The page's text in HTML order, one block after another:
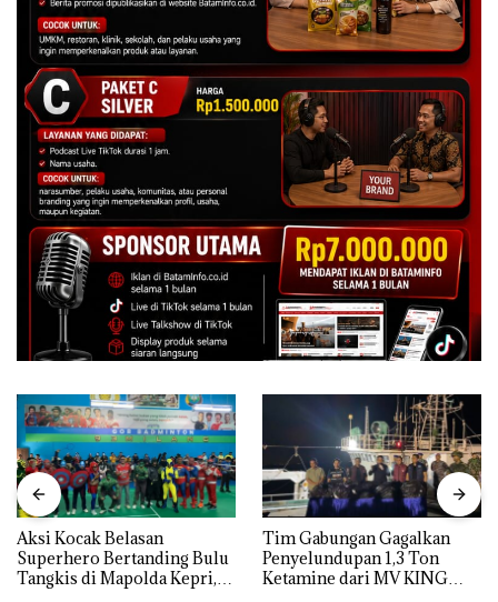
Aksi Kocak Belasan
Superhero Bertanding Bulu
Tangkis di Mapolda Kepri,
Tim Gabungan Gagalkan
Penyelundupan 1,3 Ton
Ketamine dari MV KING